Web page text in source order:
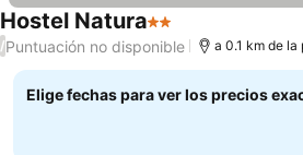
Hostel Natura2 EstrellasVer precios
/Puntuación no disponible a 0.1 km de la
Elige fechas para ver los precios